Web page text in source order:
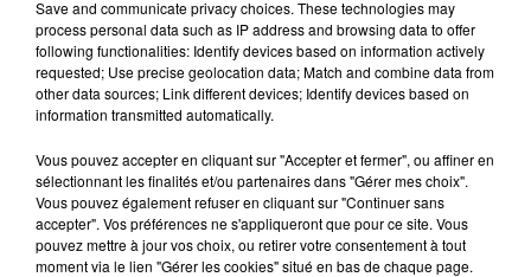
4 5 6 7 8 9
Musique
Save and communicate privacy choices. These technologies may
process personal data such as IP address and browsing data to offer
following functionalities: Identify devices based on information actively
requested; Use precise geolocation data; Match and combine data from
other data sources; Link different devices; Identify devices based on
information transmitted automatically.
Vous pouvez accepter en cliquant sur "Accepter et fermer", ou affiner en
sélectionnant les finalités et/ou partenaires dans "Gérer mes choix".
Vous pouvez également refuser en cliquant sur "Continuer sans
accepter". Vos préférences ne s'appliqueront que pour ce site. Vous
pouvez mettre à jour vos choix, ou retirer votre consentement à tout
moment via le lien "Gérer les cookies" situé en bas de chaque page.